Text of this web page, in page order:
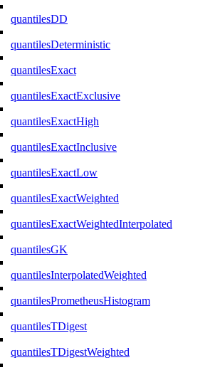
quantilesDD
quantilesDeterministic
quantilesExact
quantilesExactExclusive
quantilesExactHigh
quantilesExactInclusive
quantilesExactLow
quantilesExactWeighted
quantilesExactWeightedInterpolated
quantilesGK
quantilesInterpolatedWeighted
quantilesPrometheusHistogram
quantilesTDigest
quantilesTDigestWeighted